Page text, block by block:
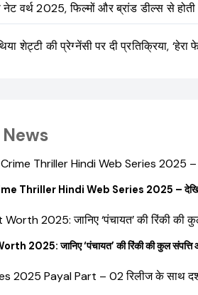
वर्थ 2025, फिल्मों और ब्रांड डील्स से होती
शेट्टी की प्रेग्नेंसी पर दी प्रतिक्रिया, ‘हेरा
Thriller Hindi Web Series 2025 – देखिए
2025: जानिए ‘पंचायत’ की रिंकी की कुल संपत्ति